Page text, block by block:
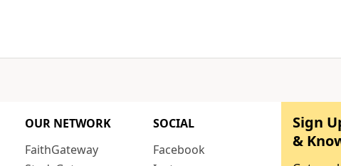
OUR NETWORK
FaithGateway
SOCIAL
Facebook
Sign
&